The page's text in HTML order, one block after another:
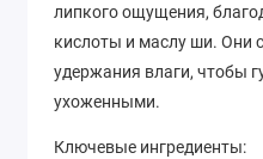
липкого ощущения,
кислоты и маслу ши. Они
удержания влаги, чтобы
ухоженными.
Ключевые ингредиенты: